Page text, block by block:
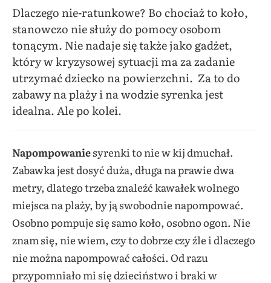
Dlaczego nie-ratunkowe? Bo chociaż to koło,
stanowczo nie służy do pomocy osobom
tonącym. Nie nadaje się także jako gadżet,
który w kryzysowej sytuacji ma za zadanie
utrzymać dziecko na powierzchni. Za to do
zabawy na plaży i na wodzie syrenka jest
idealna. Ale po kolei.
Napompowaniesyrenki to nie w kij dmuchał.
Zabawka jest dosyć duża, długa na prawie dwa
metry, dlatego trzeba znaleźć kawałek wolnego
miejsca na plaży, by ją swobodnie napompować.
Osobno pompuje się samo koło, osobno ogon. Nie
znam się, nie wiem, czy to dobrze czy źle i dlaczego
nie można napompować całości. Od razu
przypomniało mi się dzieciństwo i braki w